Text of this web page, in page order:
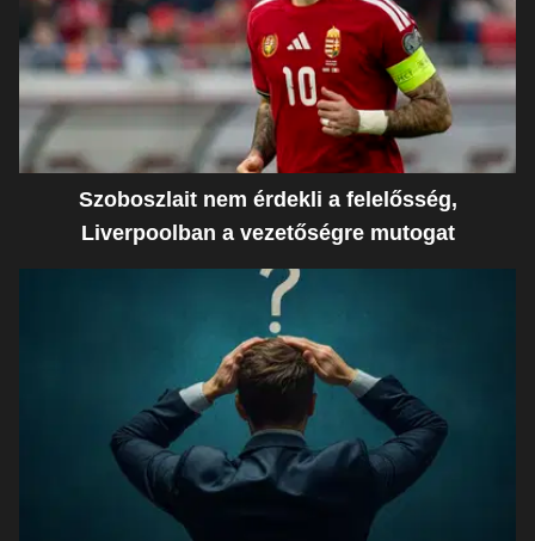
Szoboszlait nem érdekli a felelősség,
Liverpoolban a vezetőségre mutogat